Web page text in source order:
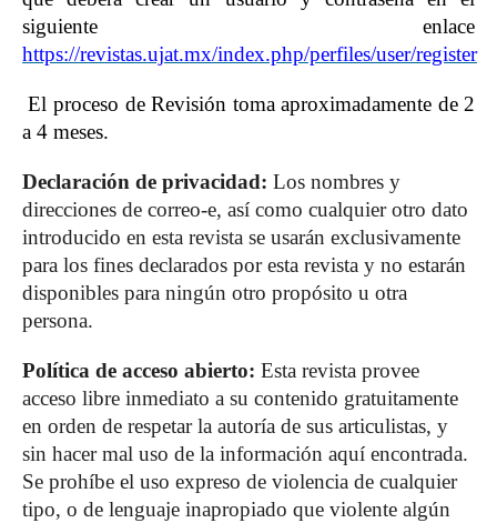
siguiente enlace
https://revistas.ujat.mx/index.php/perfiles/user/register
El proceso de Revisión toma aproximadamente de 2
a 4 meses.
Declaración de privacidad: Los nombres y
direcciones de correo-e, así como cualquier otro dato
introducido en esta revista se usarán exclusivamente
para los fines declarados por esta revista y no estarán
disponibles para ningún otro propósito u otra
persona.
Política de acceso abierto: Esta revista provee
acceso libre inmediato a su contenido gratuitamente
en orden de respetar la autoría de sus articulistas, y
sin hacer mal uso de la información aquí encontrada.
Se prohíbe el uso expreso de violencia de cualquier
tipo, o de lenguaje inapropiado que violente algún